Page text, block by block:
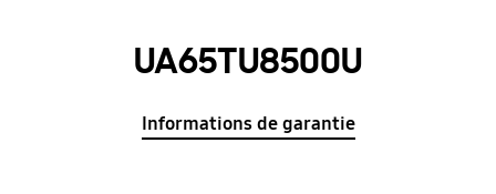
UA65TU8500U
Informations de garantie